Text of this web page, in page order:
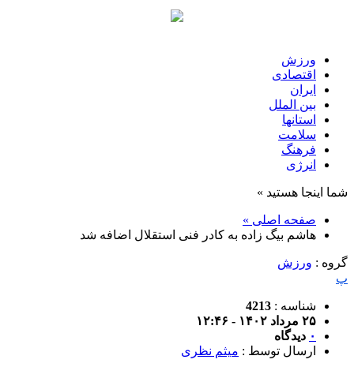
ورزش
اقتصادی
ایران
بین الملل
استانها
سلامت
فرهنگ
انرژی
شما اینجا هستید »
صفحه اصلی »
هاشم بیگ زاده به کادر فنی استقلال اضافه شد
گروه : ورزش
پ
شناسه : 4213
۲۵ مرداد ۱۴۰۲ - ۱۲:۴۶
۰ دیدگاه
ارسال توسط : میثم نظری